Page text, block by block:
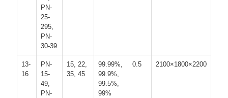
PN-
25-
295,
PN-
30-39
13-
16
PN-
15-
49,
PN-
15, 22,
35, 45
99.99%,
99.9%,
99.5%,
99%
0.5 2100×1800×2200